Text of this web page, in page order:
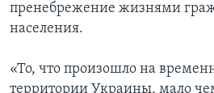
пренебрежение жизнями
населения.
«То, что произошло на
территории Украины, мало